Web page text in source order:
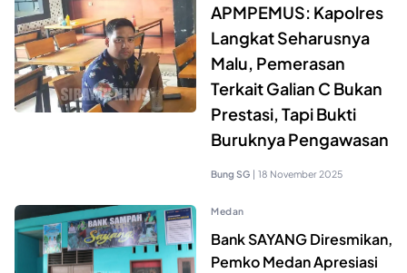
APMPEMUS: Kapolres
Langkat Seharusnya
Malu, Pemerasan
Terkait Galian C Bukan
Prestasi, Tapi Bukti
Buruknya Pengawasan
Bung SG | 18 November 2025
Medan
Bank SAYANG Diresmikan,
Pemko Medan Apresiasi